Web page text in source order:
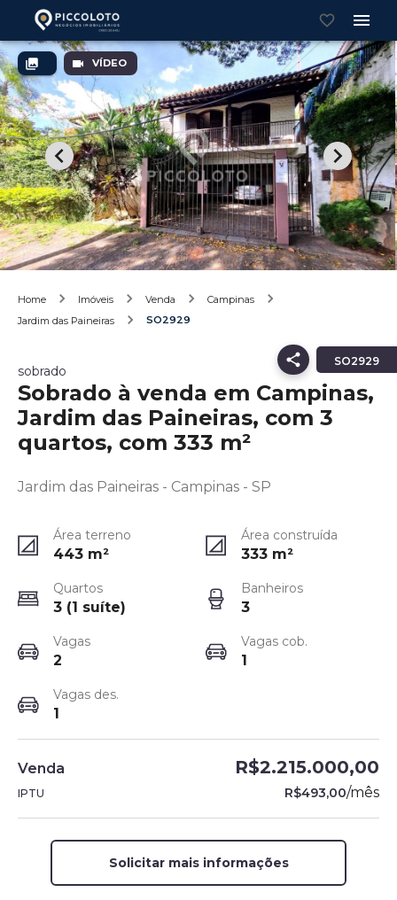
VÍDEO
Home Imóveis Venda
Campinas
Jardim das Paineiras
SO2929
SO2929
sobrado
Sobrado à venda em Campinas,
Jardim das Paineiras, com 3
quartos, com 333 m²
Jardim das Paineiras - Campinas - SP
Área terreno
443 m²
Área construída
333 m²
Quartos
3 (1 suíte)
Banheiros
3
Vagas
2
Vagas cob.
1
Vagas des.
1
Venda R$2.215.000,00
IPTU R$493,00/mês
Solicitar mais informações